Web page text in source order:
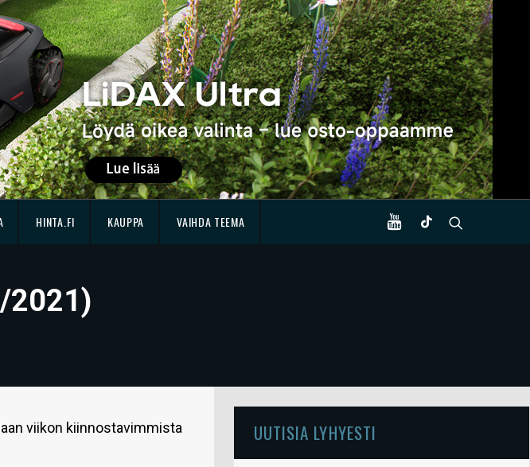
HINTA.FI KAUPPA VAIHDA TEEMA
2021)
viikon kiinnostavimmista
UUTISIA LYHYESTI